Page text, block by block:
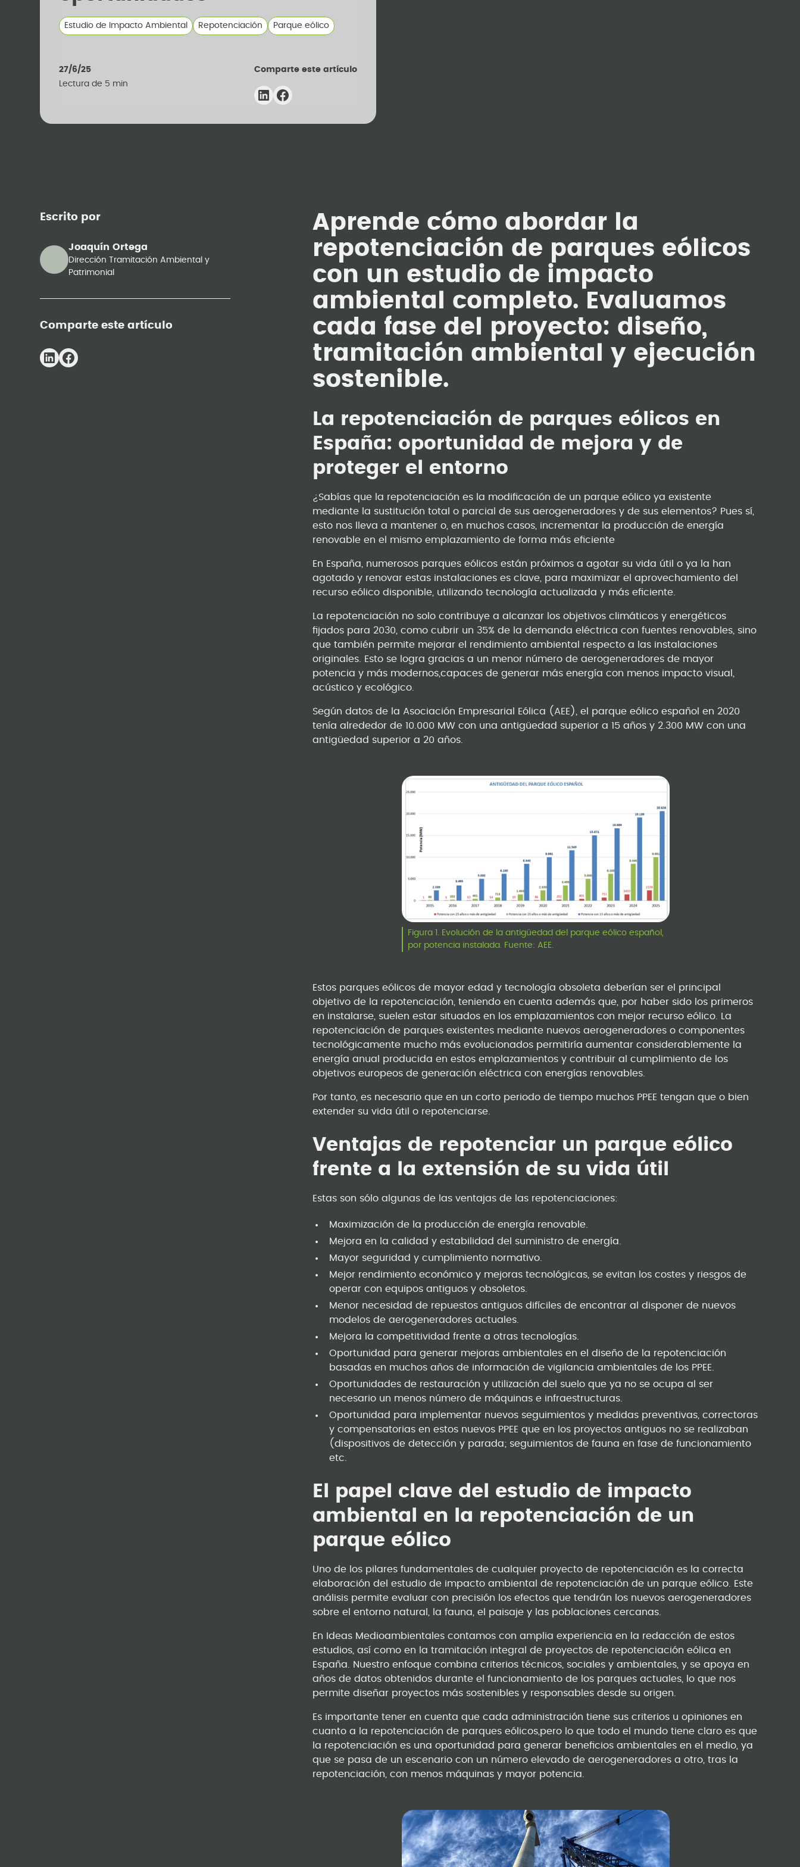
Estudio de Impacto Ambiental Repotenciación Parque eólico
27/6/25
Lectura de 5 min
Comparte este artículo
Escrito por
Joaquín Ortega
Dirección Tramitación Ambiental y
Patrimonial
Comparte este artículo
Aprende cómo abordar la
repotenciación de parques eólicos
con un estudio de impacto
ambiental completo. Evaluamos
cada fase del proyecto: diseño,
tramitación ambiental y ejecución
sostenible.
La repotenciación de parques eólicos en
España: oportunidad de mejora y de
proteger el entorno
¿Sabías que la repotenciación es la modificación de un parque eólico ya existente
mediante la sustitución total o parcial de sus aerogeneradores y de sus elementos? Pues sí,
esto nos lleva a mantener o, en muchos casos, incrementar la producción de energía
renovable en el mismo emplazamiento de forma más eficiente
En España, numerosos parques eólicos están próximos a agotar su vida útil o ya la han
agotado y renovar estas instalaciones es clave, para maximizar el aprovechamiento del
recurso eólico disponible, utilizando tecnología actualizada y más eficiente.
La repotenciación no solo contribuye a alcanzar los objetivos climáticos y energéticos
fijados para 2030, como cubrir un 35% de la demanda eléctrica con fuentes renovables, sino
que también permite mejorar el rendimiento ambiental respecto a las instalaciones
originales. Esto se logra gracias a un menor número de aerogeneradores de mayor
potencia y más modernos,capaces de generar más energía con menos impacto visual,
acústico y ecológico.
Según datos de la Asociación Empresarial Eólica (AEE), el parque eólico español en 2020
tenía alrededor de 10.000 MW con una antigüedad superior a 15 años y 2.300 MW con una
antigüedad superior a 20 años.
Figura 1. Evolución de la antigüedad del parque eólico español,
por potencia instalada. Fuente: AEE.
Estos parques eólicos de mayor edad y tecnología obsoleta deberían ser el principal
objetivo de la repotenciación, teniendo en cuenta además que, por haber sido los primeros
en instalarse, suelen estar situados en los emplazamientos con mejor recurso eólico. La
repotenciación de parques existentes mediante nuevos aerogeneradores o componentes
tecnológicamente mucho más evolucionados permitiría aumentar considerablemente la
energía anual producida en estos emplazamientos y contribuir al cumplimiento de los
objetivos europeos de generación eléctrica con energías renovables.
Por tanto, es necesario que en un corto periodo de tiempo muchos PPEE tengan que o bien
extender su vida útil o repotenciarse.
Ventajas de repotenciar un parque eólico
frente a la extensión de su vida útil
Estas son sólo algunas de las ventajas de las repotenciaciones:
Maximización de la producción de energía renovable.
Mejora en la calidad y estabilidad del suministro de energía.
Mayor seguridad y cumplimiento normativo.
Mejor rendimiento económico y mejoras tecnológicas, se evitan los costes y riesgos de
operar con equipos antiguos y obsoletos.
Menor necesidad de repuestos antiguos difíciles de encontrar al disponer de nuevos
modelos de aerogeneradores actuales.
Mejora la competitividad frente a otras tecnologías.
Oportunidad para generar mejoras ambientales en el diseño de la repotenciación
basadas en muchos años de información de vigilancia ambientales de los PPEE.
Oportunidades de restauración y utilización del suelo que ya no se ocupa al ser
necesario un menos número de máquinas e infraestructuras.
Oportunidad para implementar nuevos seguimientos y medidas preventivas, correctoras
y compensatorias en estos nuevos PPEE que en los proyectos antiguos no se realizaban
(dispositivos de detección y parada; seguimientos de fauna en fase de funcionamiento
etc.
El papel clave del estudio de impacto
ambiental en la repotenciación de un
parque eólico
Uno de los pilares fundamentales de cualquier proyecto de repotenciación es la correcta
elaboración del estudio de impacto ambiental de repotenciación de un parque eólico. Este
análisis permite evaluar con precisión los efectos que tendrán los nuevos aerogeneradores
sobre el entorno natural, la fauna, el paisaje y las poblaciones cercanas.
En Ideas Medioambientales contamos con amplia experiencia en la redacción de estos
estudios, así como en la tramitación integral de proyectos de repotenciación eólica en
España. Nuestro enfoque combina criterios técnicos, sociales y ambientales, y se apoya en
años de datos obtenidos durante el funcionamiento de los parques actuales, lo que nos
permite diseñar proyectos más sostenibles y responsables desde su origen.
Es importante tener en cuenta que cada administración tiene sus criterios u opiniones en
cuanto a la repotenciación de parques eólicos,pero lo que todo el mundo tiene claro es que
la repotenciación es una oportunidad para generar beneficios ambientales en el medio, ya
que se pasa de un escenario con un número elevado de aerogeneradores a otro, tras la
repotenciación, con menos máquinas y mayor potencia.